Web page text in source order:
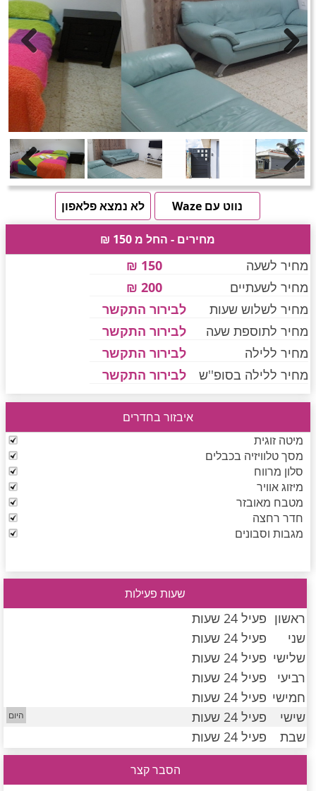
חדרים לפי שעה באזור ירושלים
חדרים לפי שעה באזור השפלה
חדרים לפי שעה בהשרון
חדרים לפי שעה בנגב
חדרים לפי שעה בגליל עליון
חדרים לפי שעה בחוף הכרמל
חדרים לפי שעה בחיפה קריות
חדרים לפי שעה בכנרת גליל תחתון עמקים
חדרים לפי שעה ברמת הגולן
חדרים לפי שעה בהערבה
חדרים לפי שעה במישור החוף הדרומי
טוען תמונות..... Previous Next
Previous
Next
לא נמצא פלאפון
נווט עם Waze
מחירים - החל מ 150 ₪
מחיר לשעה
150 ₪
מחיר לשעתיים
200 ₪
מחיר לשלוש שעות
לבירור התקשר
מחיר לתוספת שעה
לבירור התקשר
מחיר ללילה
לבירור התקשר
מחיר ללילה בסופ''ש
לבירור התקשר
איבזור בחדרים
מיטה זוגית
מסך טלוויזיה בכבלים
סלון מרווח
מיזוג אוויר
מטבח מאובזר
חדר רחצה
מגבות וסבונים
שעות פעילות
ראשון פעיל 24 שעות
שני
פעיל 24 שעות
שלישי פעיל 24 שעות
רביעי
פעיל 24 שעות
חמישי פעיל 24 שעות
שישי
פעיל 24 שעות
שבת
פעיל 24 שעות
הסבר קצר